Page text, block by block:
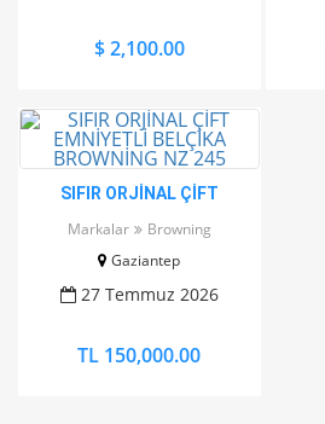
$ 2,100.00
SIFIR ORJİNAL ÇİFT
BROWNİNG NZ 245
Markalar
Browning
Gaziantep
27 Temmuz 2026
TL 150,000.00